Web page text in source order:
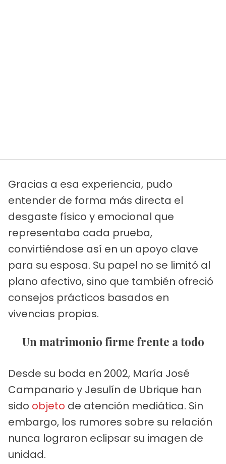
Gracias a esa experiencia, pudo
entender de forma más directa el
desgaste físico y emocional que
representaba cada prueba,
convirtiéndose así en un apoyo clave
para su esposa. Su papel no se limitó al
plano afectivo, sino que también ofreció
consejos prácticos basados en
vivencias propias.
Un matrimonio firme frente a todo
Desde su boda en 2002, María José
Campanario y Jesulín de Ubrique han
sido objeto de atención mediática. Sin
embargo, los rumores sobre su relación
nunca lograron eclipsar su imagen de
unidad.